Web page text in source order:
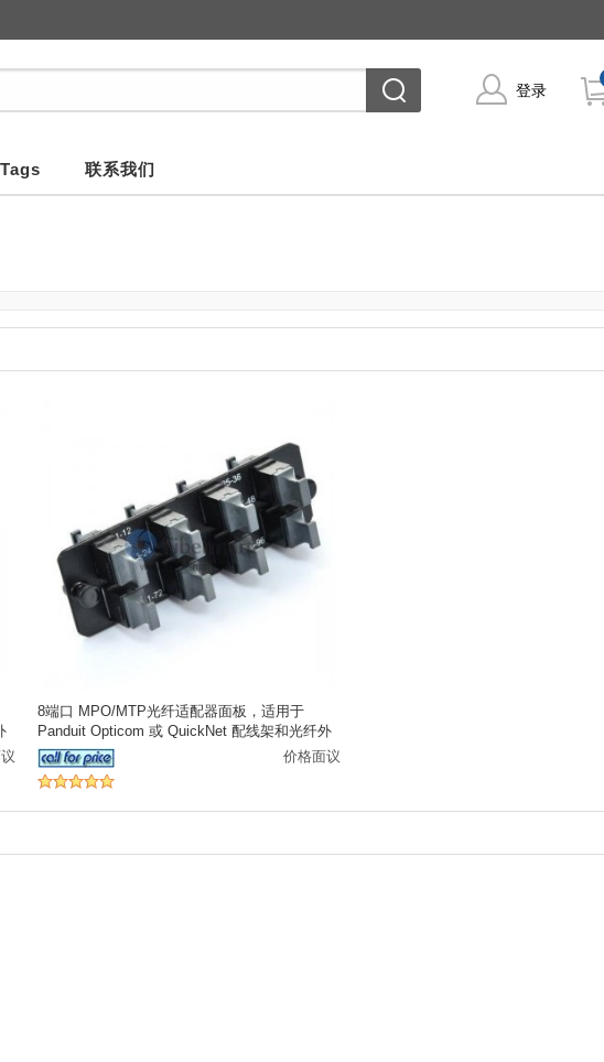
登录
Tags 联系我们
8端口 MPO/MTP光纤适配器面板，适用于
Panduit Opticom 或 QuickNet 配线架和光纤外
壳
价格面议